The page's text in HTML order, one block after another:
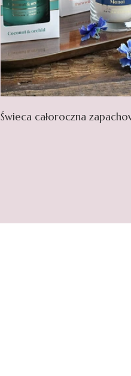
Świeca całoroczna